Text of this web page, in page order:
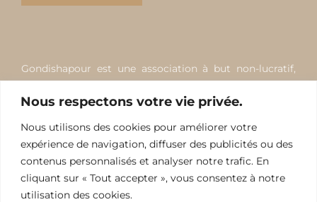
Nous respectons votre vie privée.
Nous utilisons des cookies pour améliorer votre
expérience de navigation, diffuser des publicités ou des
contenus personnalisés et analyser notre trafic. En
cliquant sur « Tout accepter », vous consentez à notre
utilisation des cookies.
Gondishapour est une association à but non-lucratif,
1901, qui œuvre pour favoriser, développer et
promouvoir la création scientifique, culturelle et
artistique. Elle est indépendante de tout État,
gouvernement, mouvement ou parti politique et
courant religieux.